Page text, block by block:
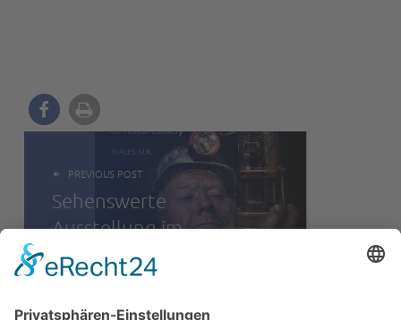
BEITRAGSNAVIGATION
PREVIOUS POST
Sehenswerte
Ausstellung im
Ravensburger
Elisabethen-
krankenhaus (EK)